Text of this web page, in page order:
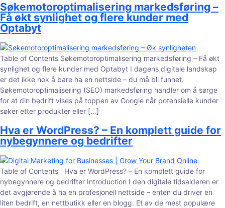
Søkemotoroptimalisering markedsføring –
Få økt synlighet og flere kunder med
Optabyt
Table of Contents Søkemotoroptimalisering markedsføring – Få økt
synlighet og flere kunder med Optabyt I dagens digitale landskap
er det ikke nok å bare ha en nettside – du må bli funnet.
Søkemotoroptimalisering (SEO) markedsføring handler om å sørge
for at din bedrift vises på toppen av Google når potensielle kunder
søker etter produkter eller […]
Hva er WordPress? – En komplett guide for
nybegynnere og bedrifter
Table of Contents Hva er WordPress? – En komplett guide for
nybegynnere og bedrifter Introduction I den digitale tidsalderen er
det avgjørende å ha en profesjonell nettside – enten du driver en
liten bedrift, en nettbutikk eller en blogg. Et av de mest populære